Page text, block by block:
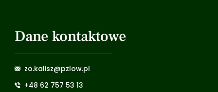
Dane kontaktowe
zo.kalisz@pzlow.pl
+48 62 757 53 13